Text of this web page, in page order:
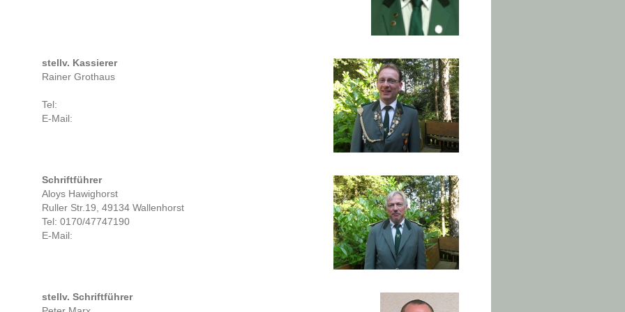
stellv. Kassierer
Rainer Grothaus
Tel:
E-Mail:
Schriftführer
Aloys Hawighorst
Ruller Str.19, 49134 Wallenhorst
Tel: 0170/47747190
E-Mail:
stellv. Schriftführer